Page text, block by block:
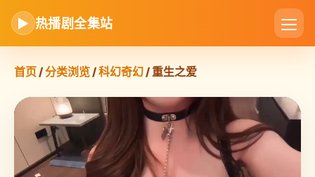
▶ 热播剧全集站
首页/分类浏览/科幻奇幻/ 重生之爱